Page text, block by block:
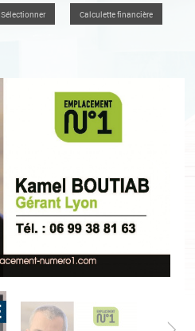
Sélectionner Calculette financière